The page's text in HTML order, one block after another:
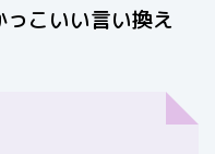
こいい言い換え